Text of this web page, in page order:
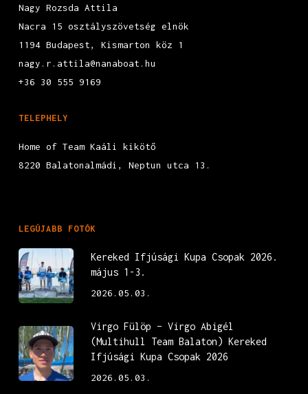
Nagy Rozsda Attila
Nacra 15 osztályszövetség elnök
1194 Budapest, Kismarton köz 1
nagy.r.attila@nanaboat.hu
+36 30 555 9169
TELEPHELY
Home of Team Kaáli kikötő
8220 Balatonalmádi, Neptun utca 13.
LEGÚJABB FOTÓK
Kereked Ifjúsági Kupa Csopak 2026.
május 1-3.
2026.05.03.
Virgo Fülöp – Virgo Abigél
(Multihull Team Balaton) Kereked
Ifjúsági Kupa Csopak 2026
2026.05.03.